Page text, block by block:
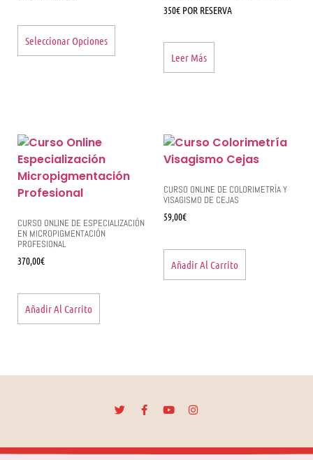
Seleccionar Opciones
350€ POR RESERVA
Leer Más
CURSO ONLINE DE ESPECIALIZACIÓN
EN MICROPIGMENTACIÓN
PROFESIONAL
370,00€
Añadir Al Carrito
CURSO ONLINE DE COLORIMETRÍA Y
VISAGISMO DE CEJAS
59,00€
Añadir Al Carrito